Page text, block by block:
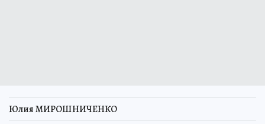
Юлия МИРОШНИЧЕНКО